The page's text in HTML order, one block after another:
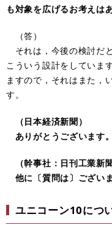
も対象を広げるお考えは
（答）
それは，今後の検討だ
こういう設計をしていま
ますので，それはまた，
す。
（日本経済新聞）
ありがとうございます。
（幹事社：日刊工業新聞
他に〔質問は〕ござい
ユニコーン10につ